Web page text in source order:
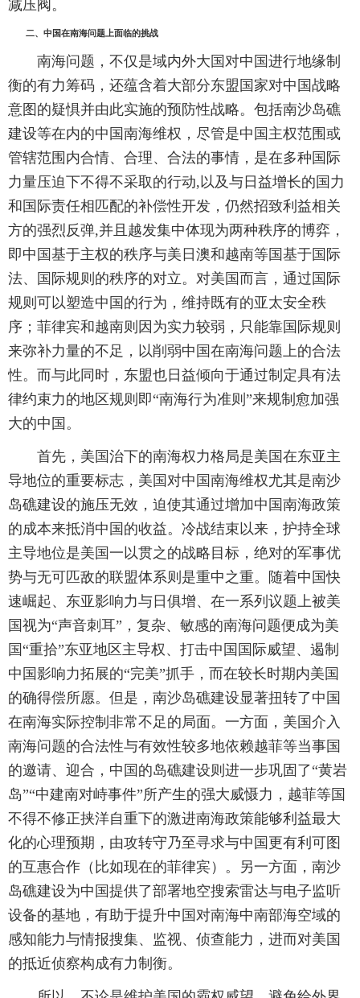
减压阀。
二、中国在南海问题上面临的挑战
南海问题，不仅是域内外大国对中国进行地缘制
衡的有力筹码，还蕴含着大部分东盟国家对中国战略
意图的疑惧并由此实施的预防性战略。包括南沙岛礁
建设等在内的中国南海维权，尽管是中国主权范围或
管辖范围内合情、合理、合法的事情，是在多种国际
力量压迫下不得不采取的行动,以及与日益增长的国力
和国际责任相匹配的补偿性开发，仍然招致利益相关
方的强烈反弹,并且越发集中体现为两种秩序的博弈，
即中国基于主权的秩序与美日澳和越南等国基于国际
法、国际规则的秩序的对立。对美国而言，通过国际
规则可以塑造中国的行为，维持既有的亚太安全秩
序；菲律宾和越南则因为实力较弱，只能靠国际规则
来弥补力量的不足，以削弱中国在南海问题上的合法
性。而与此同时，东盟也日益倾向于通过制定具有法
律约束力的地区规则即“南海行为准则”来规制愈加强
大的中国。
首先，美国治下的南海权力格局是美国在东亚主
导地位的重要标志，美国对中国南海维权尤其是南沙
岛礁建设的施压无效，迫使其通过增加中国南海政策
的成本来抵消中国的收益。冷战结束以来，护持全球
主导地位是美国一以贯之的战略目标，绝对的军事优
势与无可匹敌的联盟体系则是重中之重。随着中国快
速崛起、东亚影响力与日俱增、在一系列议题上被美
国视为“声音刺耳”，复杂、敏感的南海问题便成为美
国“重拾”东亚地区主导权、打击中国国际威望、遏制
中国影响力拓展的“完美”抓手，而在较长时期内美国
的确得偿所愿。但是，南沙岛礁建设显著扭转了中国
在南海实际控制非常不足的局面。一方面，美国介入
南海问题的合法性与有效性较多地依赖越菲等当事国
的邀请、迎合，中国的岛礁建设则进一步巩固了“黄岩
岛”“中建南对峙事件”所产生的强大威慑力，越菲等国
不得不修正挟洋自重下的激进南海政策能够利益最大
化的心理预期，由攻转守乃至寻求与中国更有利可图
的互惠合作（比如现在的菲律宾）。另一方面，南沙
岛礁建设为中国提供了部署地空搜索雷达与电子监听
设备的基地，有助于提升中国对南海中南部海空域的
感知能力与情报搜集、监视、侦查能力，进而对美国
的抵近侦察构成有力制衡。